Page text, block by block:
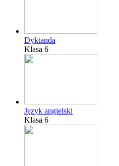
Dyktanda
Klasa 6
Język angielski
Klasa 6